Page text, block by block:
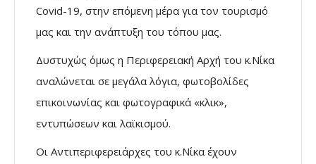
Covid-19, στην επόμενη μέρα για τον τουρισμό
μας και την ανάπτυξη του τόπου μας.
Δυστυχώς όμως η Περιφερειακή Αρχή του κ.Νίκα
αναλώνεται σε μεγάλα λόγια, φωτοβολίδες
επικοινωνίας και φωτογραφικά «κλικ»,
εντυπώσεων και λαϊκισμού.
Οι Αντιπεριφερειάρχες του κ.Νίκα έχουν